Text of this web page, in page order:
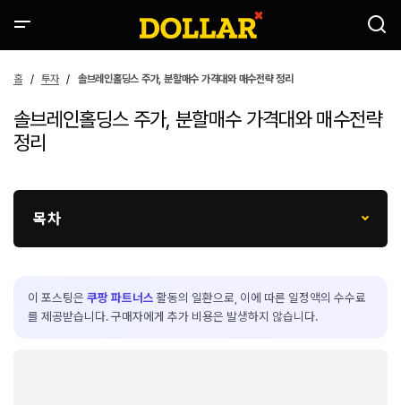
홈 투자 솔브레인홀딩스 주가, 분할매수 가격대와 매수전략 정리
솔브레인홀딩스 주가, 분할매수 가격대와 매수전략
정리
목차
이 포스팅은 쿠팡 파트너스 활동의 일환으로, 이에 따른 일정액의 수수료
를 제공받습니다. 구매자에게 추가 비용은 발생하지 않습니다.